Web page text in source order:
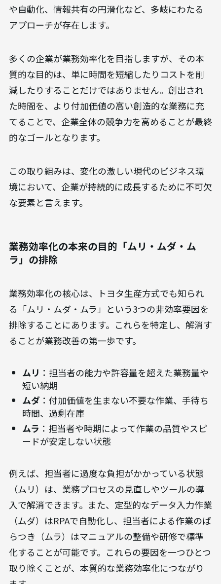
や自動化、情報共有の円滑化など、多岐にわたる
アプローチが存在します。
多くの企業が業務効率化を目指しますが、その本
質的な目的は、単に時間を短縮したりコストを削
減したりすることだけではありません。創出され
た時間を、より付加価値の高い創造的な業務に充
てることで、企業全体の競争力を高めることが最終
的なゴールとなります。
この取り組みは、変化の激しい現代のビジネス環
境において、企業が持続的に成長するために不可欠
な要素と言えます。
業務効率化の本来の目的「ムリ・ムダ・ム
ラ」の排除
業務効率化の核心は、トヨタ生産方式でも知られ
る「ムリ・ムダ・ムラ」という3つの非効率要因を
排除することにあります。これらを特定し、解消す
ることが業務改善の第一歩です。
ムリ ：担当者の能力や許容量を超えた業務量や
短い納期
ムダ：付加価値を生まない不要な作業、手待ち
時間、過剰在庫
ムラ ：担当者や時期によって作業の品質やスピ
ードが安定しない状態
例えば、担当者に過度な負担がかかっている状態
（ムリ）は、業務プロセスの見直しやツールの導
入で解消できます。また、定型的なデータ入力作業
（ムダ）はRPAで自動化し、担当者による作業のば
らつき（ムラ）はマニュアルの整備や研修で標準
化することが可能です。これらの要因を一つひとつ
取り除くことが、本質的な業務効率化につながり